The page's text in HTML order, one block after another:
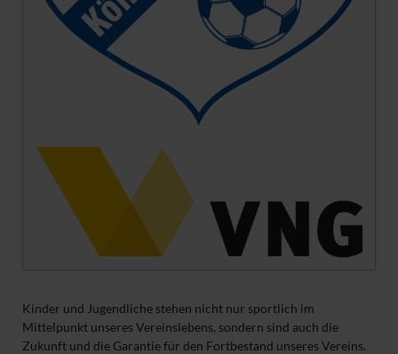
Kinder und Jugendliche stehen nicht nur sportlich im
Mittelpunkt unseres Vereinslebens, sondern sind auch die
Zukunft und die Garantie für den Fortbestand unseres Vereins.